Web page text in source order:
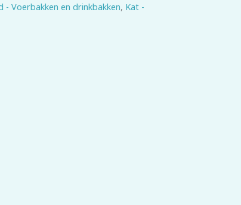
- Voerbakken en drinkbakken, Kat -